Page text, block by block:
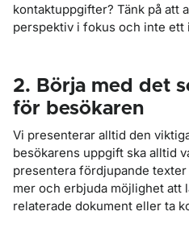
kontaktuppgifter? Tänk på att
perspektiv i fokus och inte
2. Börja med det
för besökaren
Vi presenterar alltid den
besökarens uppgift ska alltid
presentera fördjupande
mer och erbjuda möjlighet att
relaterade dokument eller ta